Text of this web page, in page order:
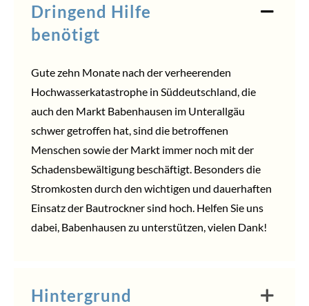
Dringend Hilfe
benötigt
Gute zehn Monate nach der verheerenden
Hochwasserkatastrophe in Süddeutschland, die
auch den Markt Babenhausen im Unterallgäu
schwer getroffen hat, sind die betroffenen
Menschen sowie der Markt immer noch mit der
Schadensbewältigung beschäftigt. Besonders die
Stromkosten durch den wichtigen und dauerhaften
Einsatz der Bautrockner sind hoch. Helfen Sie uns
dabei, Babenhausen zu unterstützen, vielen Dank!
Hintergrund